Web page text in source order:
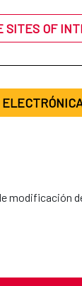
SITES OF
modificación